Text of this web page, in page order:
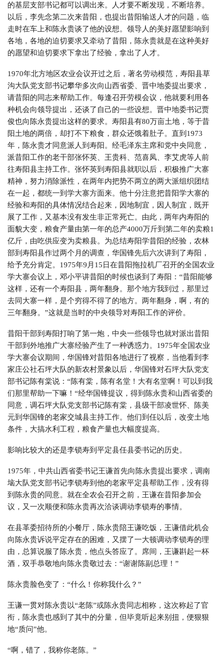
的基层支部书记都可以调出来。人才要不断发现，不断培养。
以后，李先念第二次来昔阳，也提出昔阳输送人才的问题，临
走时在车上和陈永贵谈了他的设想。领导人的美好愿望影响到
各地，各地的迫切要求又牵动了昔阳，陈永贵就是在这种美好
的愿望和迫切要求下拿出了经验，拿出了人才。
1970年北方地区农业会议开过之后，著名劳动模范，寿阳县草
沟大队党支部书记攀华多次向山西省委、晋中地委提出要求，
请昔阳的同志来帮助工作。每逢召开劳模会议，他就要利用各
种机会向领导提出，还谈了自己的一些设想。晋中地委书记贾
俊也向陈永贵提出这样的要求。寿阳县有80万亩土地，等于昔
阳土地的两倍，却打不下粮食，群众还饿着肚子。直到1973
年，陈永贵才同意派人到寿阳。经毛泽东主席和党中央同意，
派昔阳工作的老干部张怀英、王贵科、范喜凤、李艾虎等人前
往寿阳县主持工作。张怀英到寿阳县就职以后，积极推广大寨
精神，努力消除派性，在两年内把势不两立的两大派组织团结
在一起，都统一到学大寨方面来。他十分注意把昔阳学大寨的
经验和寿阳的具体情况结合起来，因地制宜，因人制宜，既开
展了工作，又基本没有发生非正常死亡。由此，两年内寿阳的
面貌大变，粮食产量由第一年的总产4000万斤到第二年的卖粮1
亿斤，由吃供应变为卖粮县。为总结寿阳学昔阳的经验，农林
部到寿阳县作过两个月的调查，华国锋先后六次讲到了寿阳，
给予充分肯定。1975年9月15日在昔阳拖拉机厂召开的全国农业
学大寨会议上，邓小平讲昔阳的时候也谈到了寿阳：“昔阳能够
这样，还有一个寿阳县，两年翻身。那个地方我到过，那里过
去同大寨一样，是个穷得不得了的地方。两年翻身，啊，有的
三年翻身。”这就是当时的中央领导对寿阳工作的评价。
昔阳干部到寿阳打响了第一炮，中央一些领导也就对派出昔阳
干部到外地推广大寨经验产生了一种诱惑力。1975年全国农业
学大寨会议期间，华国锋对昔阳各地进行了视察，当他看到李
家庄公社石坪大队的新农村景象以后，华国锋对石坪大队党支
部书记陈有棠说：“陈有棠，陈有名堂！大有名堂啊！可以到我
们那里帮助一下嘛！“经华国锋提议，得到陈永贵和山西省委的
同意，调石坪大队党支部书记陈有棠，县级干部凌世怀、陈美
元到华国锋的老家交城县主持工作。他们到任以后，改变土地
条件，大搞水利工程，粮食产量也大幅度提高。
影响比较大的还是李锁寿到平定县任县委书记的历史。
1975年，中共山西省委书记王谦首先向陈永贵提出要求，调南
垴大队党支部书记李锁寿到他的老家平定县帮助工作，没有得
到陈永贵的同意。就在全农会召开之前，王谦在昔阳参加会
议，又一次顺便和陈永贵再次洽谈调动李锁寿的事情。
在县革委招待所的小餐厅，陈永贵陪王谦吃饭，王谦借此机会
向陈永贵诉说平定存在的困难，又摆了一大顿调动李锁寿的理
由，总算说服了陈永贵，他点头答应了。席间，王谦斟起一杯
酒，双手恭敬地向陈永贵敬过去：“谢谢陈副总理！”
陈永贵脸色变了：“什么！你称我什么？”
王谦一贯对陈永贵以“老陈”或陈永贵同志相称，这次称起了官
衔，陈永贵也感到了其中的分量，但毕竟听起来别扭，便狠狠
地“质问”他。
“啊，错了，我称你老陈。”